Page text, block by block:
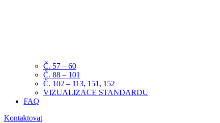
Č. 57 – 60
Č. 88 – 101
Č. 102 – 113, 151, 152
VIZUALIZACE STANDARDU
FAQ
Kontaktovat